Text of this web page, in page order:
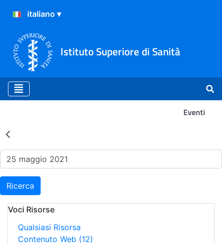
Istituto Superiore di Sanità
Eventi
Risultati della Ricerca -
Ricerca
Voci Risorse
Qualsiasi Risorsa
Contenuto Web (12)